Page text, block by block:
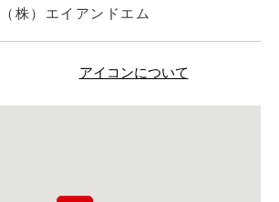
（株）エイアンドエム
アイコンについて